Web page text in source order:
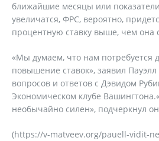
ближайшие месяцы или
увеличатся, ФРС, вероятно,
процентную ставку выше, чем она
«Мы думаем, что нам потребуется
повышение ставок», заявил
вопросов и ответов с Дэвидом
Экономическом клубе
необычайно силен», подчеркнул он
(https://v-matveev.org/pauell-vidit-